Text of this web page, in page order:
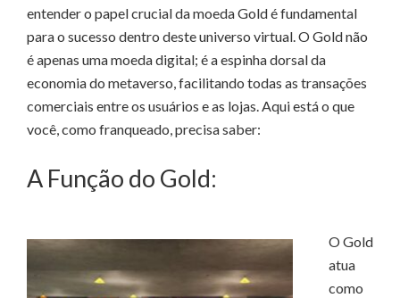
entender o papel crucial da moeda Gold é fundamental
para o sucesso dentro deste universo virtual. O Gold não
é apenas uma moeda digital; é a espinha dorsal da
economia do metaverso, facilitando todas as transações
comerciais entre os usuários e as lojas. Aqui está o que
você, como franqueado, precisa saber:
A Função do Gold:
O Gold
atua
como